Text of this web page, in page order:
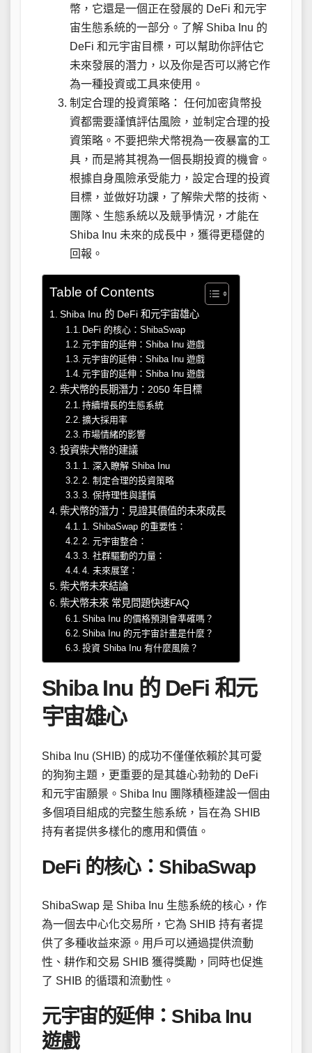
幣，它還是一個正在發展的 DeFi 和元宇
宙生態系統的一部分。了解 Shiba Inu 的
DeFi 和元宇宙目標，可以幫助你評估它
未來發展的潛力，以及你是否可以將它作
為一種投資或工具來使用。
制定合理的投資策略： 任何加密貨幣投
資都需要謹慎評估風險，並制定合理的投
資策略。不要把柴犬幣視為一夜暴富的工
具，而是將其視為一個長期投資的機會。
根據自身風險承受能力，設定合理的投資
目標，並做好功課，了解柴犬幣的技術、
團隊、生態系統以及競爭情況，才能在
Shiba Inu 未來的成長中，獲得更穩健的
回報。
Table of Contents
Shiba Inu 的 DeFi 和元宇宙雄心
DeFi 的核心：ShibaSwap
元宇宙的延伸：Shiba Inu 遊戲
元宇宙的延伸：Shiba Inu 遊戲
元宇宙的延伸：Shiba Inu 遊戲
柴犬幣的長期潛力：2050 年目標
持續增長的生態系統
擴大採用率
市場情緒的影響
投資柴犬幣的建議
1. 深入瞭解 Shiba Inu
2. 制定合理的投資策略
3. 保持理性與謹慎
柴犬幣的潛力：見證其價值的未來成長
1. ShibaSwap 的重要性：
2. 元宇宙整合：
3. 社群驅動的力量：
4. 未來展望：
柴犬幣未來結論
柴犬幣未來 常見問題快速FAQ
Shiba Inu 的價格預測會準確嗎？
Shiba Inu 的元宇宙計畫是什麼？
投資 Shiba Inu 有什麼風險？
Shiba Inu 的 DeFi 和元
宇宙雄心
Shiba Inu (SHIB) 的成功不僅僅依賴於其可愛
的狗狗主題，更重要的是其雄心勃勃的 DeFi
和元宇宙願景。Shiba Inu 團隊積極建設一個由
多個項目組成的完整生態系統，旨在為 SHIB
持有者提供多樣化的應用和價值。
DeFi 的核心：ShibaSwap
ShibaSwap 是 Shiba Inu 生態系統的核心，作
為一個去中心化交易所，它為 SHIB 持有者提
供了多種收益來源。用戶可以通過提供流動
性、耕作和交易 SHIB 獲得獎勵，同時也促進
了 SHIB 的循環和流動性。
元宇宙的延伸：Shiba Inu
遊戲